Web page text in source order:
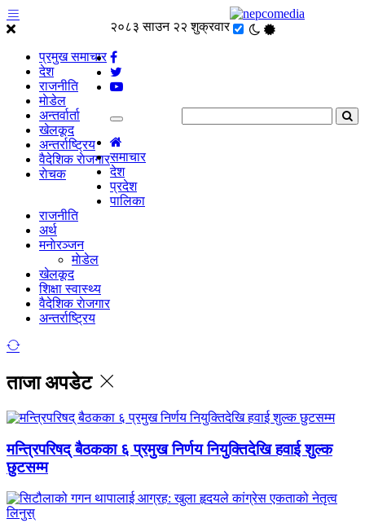
प्रमुख समाचार
देश
राजनीति
माेडेल
अन्तर्वार्ता
खेलकूद
अन्तर्राष्ट्रिय
वैदेशिक राेजगार
राेचक
२०८३ साउन २२ शुक्रवार
समाचार
देश
प्रदेश
पालिका
राजनीति
अर्थ
मनाेरञ्जन
माेडेल
खेलकूद
शिक्षा स्वास्थ्य
वैदेशिक राेजगार
अन्तर्राष्ट्रिय
ताजा अपडेट
मन्त्रिपरिषद् बैठकका ६ प्रमुख निर्णय नियुक्तिदेखि हवाई शुल्क
छुटसम्म